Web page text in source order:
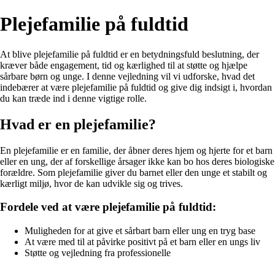
Plejefamilie på fuldtid
At blive plejefamilie på fuldtid er en betydningsfuld beslutning, der
kræver både engagement, tid og kærlighed til at støtte og hjælpe
sårbare børn og unge. I denne vejledning vil vi udforske, hvad det
indebærer at være plejefamilie på fuldtid og give dig indsigt i, hvordan
du kan træde ind i denne vigtige rolle.
Hvad er en plejefamilie?
En plejefamilie er en familie, der åbner deres hjem og hjerte for et barn
eller en ung, der af forskellige årsager ikke kan bo hos deres biologiske
forældre. Som plejefamilie giver du barnet eller den unge et stabilt og
kærligt miljø, hvor de kan udvikle sig og trives.
Fordele ved at være plejefamilie på fuldtid:
Muligheden for at give et sårbart barn eller ung en tryg base
At være med til at påvirke positivt på et barn eller en ungs liv
Støtte og vejledning fra professionelle